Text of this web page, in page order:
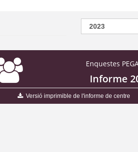
Enquestes
Informe
Versió imprimible de l'informe de centre